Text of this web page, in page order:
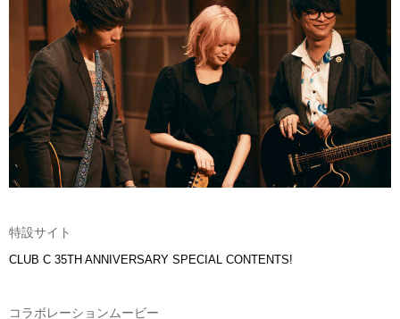
特設サイト
CLUB C 35TH ANNIVERSARY SPECIAL CONTENTS!
コラボレーションムービー